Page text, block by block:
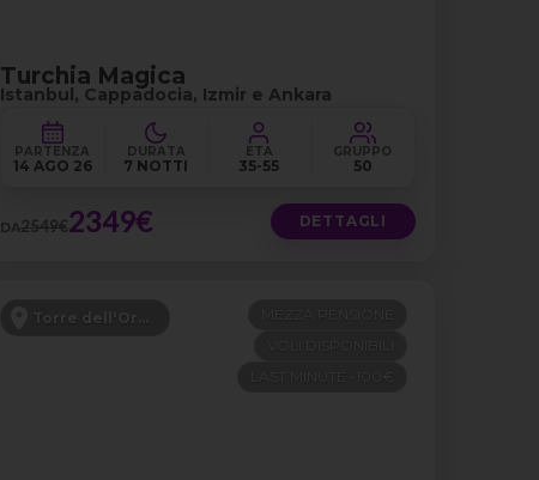
Turchia Magica
Istanbul, Cappadocia, Izmir e Ankara
PARTENZA
14 AGO 26
DURATA
7 NOTTI
ETÀ
35-55
GRUPPO
50
DA2549€2349€ DETTAGLI
Torre dell'Orso - Puglia